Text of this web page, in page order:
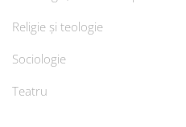
Religie și teologie
Sociologie
Teatru